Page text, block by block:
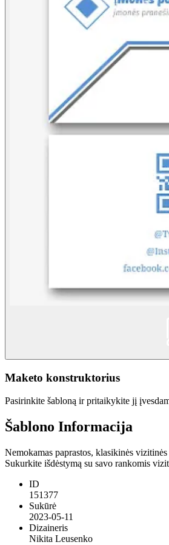
Maketo konstruktorius
Pasirinkite šabloną ir pritaikykite jį
Šablono Informacija
Nemokamas paprastos, klasikinės
Sukurkite išdėstymą su savo rankomis
ID
151377
Sukūrė
2023-05-11
Dizaineris
Nikita Leusenko